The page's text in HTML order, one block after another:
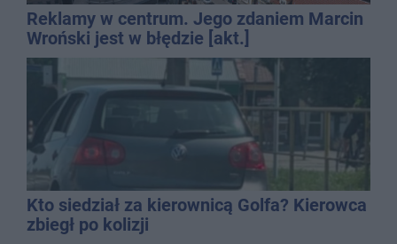
Reklamy w centrum. Jego zdaniem Marcin
Wroński jest w błędzie [akt.]
Kto siedział za kierownicą Golfa? Kierowca
zbiegł po kolizji